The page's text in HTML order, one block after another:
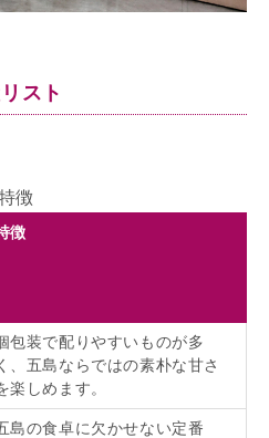
スト
徴
徴
包装で配りやすいものが多
、五島ならではの素朴な甘さ
楽しめます。
島の食卓に欠かせない定番